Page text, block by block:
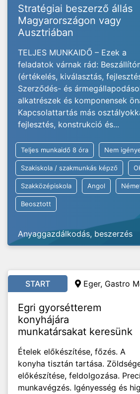
Stratégiai beszerző állás
Magyarországon vagy
Ausztriában
TELJES MUNKAIDŐ – Ezek a
feladatok várnak rád:
(értékelés, kiválasztás,
Szerződés- és
alkatrészek és komponensek
Kapcsolattartás más
fejlesztés, konstrukció és...
Teljes munkaidő 8 óra Nem
Szakiskola / szakmunkás képző
Szakközépiskola Angol
Beosztott
Anyaggazdálkodás, beszerzés
START Eger, Gastro
Egri gyorsétterem
konyhájára
munkatársakat keresünk
Ételek előkészítése, főzés. A
konyha tisztán tartása.
előkészítése, feldolgozása.
munkavégzés. Igényesség és